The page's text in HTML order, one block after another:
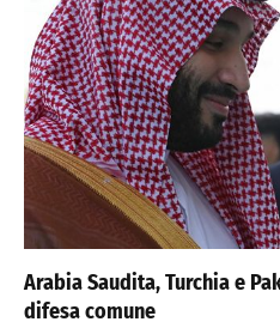
Arabia Saudita, Turchia e
difesa comune